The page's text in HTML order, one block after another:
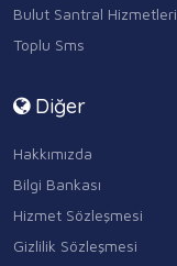
Bulut Santral Hizmetleri
Toplu Sms
Diğer
Hakkımızda
Bilgi Bankası
Hizmet Sözleşmesi
Gizlilik Sözleşmesi